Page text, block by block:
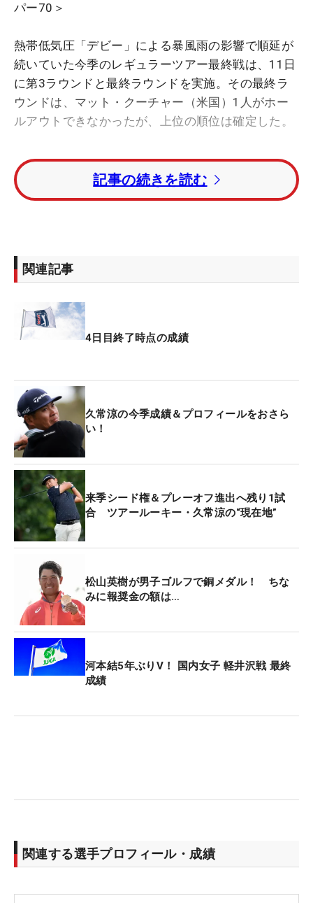
パー70＞
熱帯低気圧「デビー」による暴風雨の影響で順延が
続いていた今季のレギュラーツアー最終戦は、11日
に第3ラウンドと最終ラウンドを実施。その最終ラ
ウンドは、マット・クーチャー（米国）1人がホー
ルアウトできなかったが、上位の順位は確定した。
トータル18アンダーでホールアウトしたアーロン・
ライ（イングランド）が米国ツアー初優勝。2打差
の2位にマックス・グレイザーマン（米国）が続
日本の久常涼は6バーディ・3ボギーの「67」で回
り、トータル15アンダー。J.J.スポーン（米国）と
間の競技を終えた。クラブハウスリーダーとしてホ
ールアウトし、一時は米国ツアー初優勝の可能性も
今大会終了時点のフェデックスカップランキング70
位までの選手が、15日開幕の「フェデックス・セン
トジュード招待」から始まる3試合のプレーオフシ
リーズに出場。大会前までランキング107位につけ
ていた久常は、ボーダーライン突破条件が『優勝』
だったためそれには及ばず、83位にとどまる見込
み。それでも上位125位までに付与される来季シー
ド権へ大きく前進した。
記事の続きを読む
関連記事
4日目終了時点の成績
久常涼の今季成績＆プロフィールをおさら
い！
来季シード権＆プレーオフ進出へ残り1試
合 ツアールーキー・久常涼の“現在地”
松山英樹が男子ゴルフで銅メダル！ ちな
みに報奨金の額は…
河本結5年ぶりV！ 国内女子 軽井沢戦 最終
成績
関連する選手プロフィール・成績